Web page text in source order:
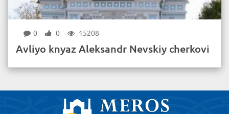
0 0 15208
Avliyo knyaz Aleksandr Nevskiy cherkovi